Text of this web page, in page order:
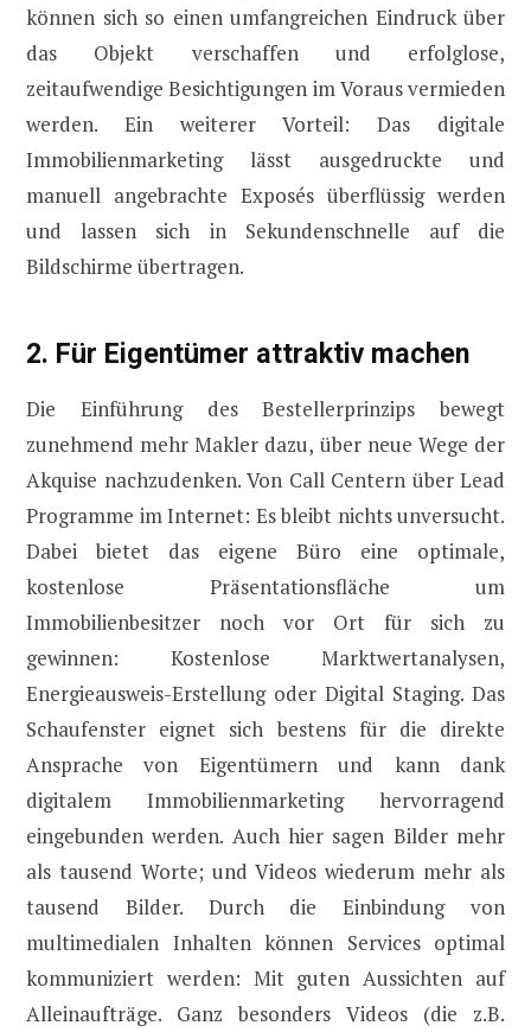
können sich so einen umfangreichen Eindruck über
das Objekt verschaffen und erfolglose,
zeitaufwendige Besichtigungen im Voraus vermieden
werden. Ein weiterer Vorteil: Das digitale
Immobilienmarketing lässt ausgedruckte und
manuell angebrachte Exposés überflüssig werden
und lassen sich in Sekundenschnelle auf die
Bildschirme übertragen.
2. Für Eigentümer attraktiv machen
Die Einführung des Bestellerprinzips bewegt
zunehmend mehr Makler dazu, über neue Wege der
Akquise nachzudenken. Von Call Centern über Lead
Programme im Internet: Es bleibt nichts unversucht.
Dabei bietet das eigene Büro eine optimale,
kostenlose Präsentationsfläche um
Immobilienbesitzer noch vor Ort für sich zu
gewinnen: Kostenlose Marktwertanalysen,
Energieausweis-Erstellung oder Digital Staging. Das
Schaufenster eignet sich bestens für die direkte
Ansprache von Eigentümern und kann dank
digitalem Immobilienmarketing hervorragend
eingebunden werden. Auch hier sagen Bilder mehr
als tausend Worte; und Videos wiederum mehr als
tausend Bilder. Durch die Einbindung von
multimedialen Inhalten können Services optimal
kommuniziert werden: Mit guten Aussichten auf
Alleinaufträge. Ganz besonders Videos (die z.B.